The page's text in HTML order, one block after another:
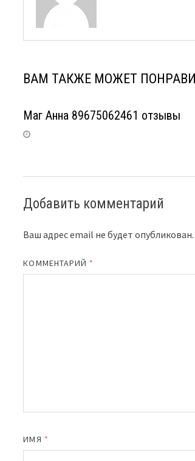
ВАМ ТАКЖЕ МОЖЕТ
Маг Анна 89675062461 отзывы
Добавить комментарий
Ваш адрес email не будет опубликован.
КОММЕНТАРИЙ *
ИМЯ *